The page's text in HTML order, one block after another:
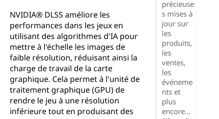
NVIDIA® DLSS améliore les
performances dans les jeux en
utilisant des algorithmes d'IA pour
mettre à l'échelle les images de
faible résolution, réduisant ainsi la
charge de travail de la carte
graphique. Cela permet à l'unité de
traitement graphique (GPU) de
rendre le jeu à une résolution
inférieure tout en produisant des
précieuse
s mises à
jour sur
les
produits,
les
ventes,
les
événeme
nts et
plus
encore...